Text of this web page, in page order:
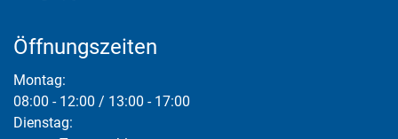
Öffnungszeiten
Montag:
08:00 - 12:00 / 13:00 - 17:00
Dienstag: